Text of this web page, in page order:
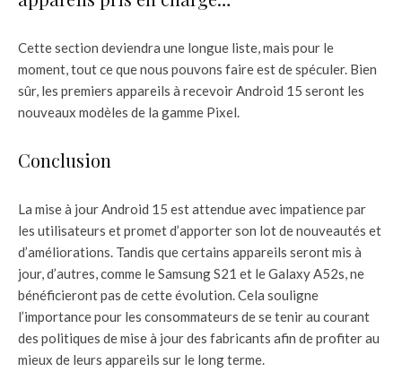
Cette section deviendra une longue liste, mais pour le
moment, tout ce que nous pouvons faire est de spéculer. Bien
sûr, les premiers appareils à recevoir Android 15 seront les
nouveaux modèles de la gamme Pixel.
Conclusion
La mise à jour Android 15 est attendue avec impatience par
les utilisateurs et promet d’apporter son lot de nouveautés et
d’améliorations. Tandis que certains appareils seront mis à
jour, d’autres, comme le Samsung S21 et le Galaxy A52s, ne
bénéficieront pas de cette évolution. Cela souligne
l’importance pour les consommateurs de se tenir au courant
des politiques de mise à jour des fabricants afin de profiter au
mieux de leurs appareils sur le long terme.